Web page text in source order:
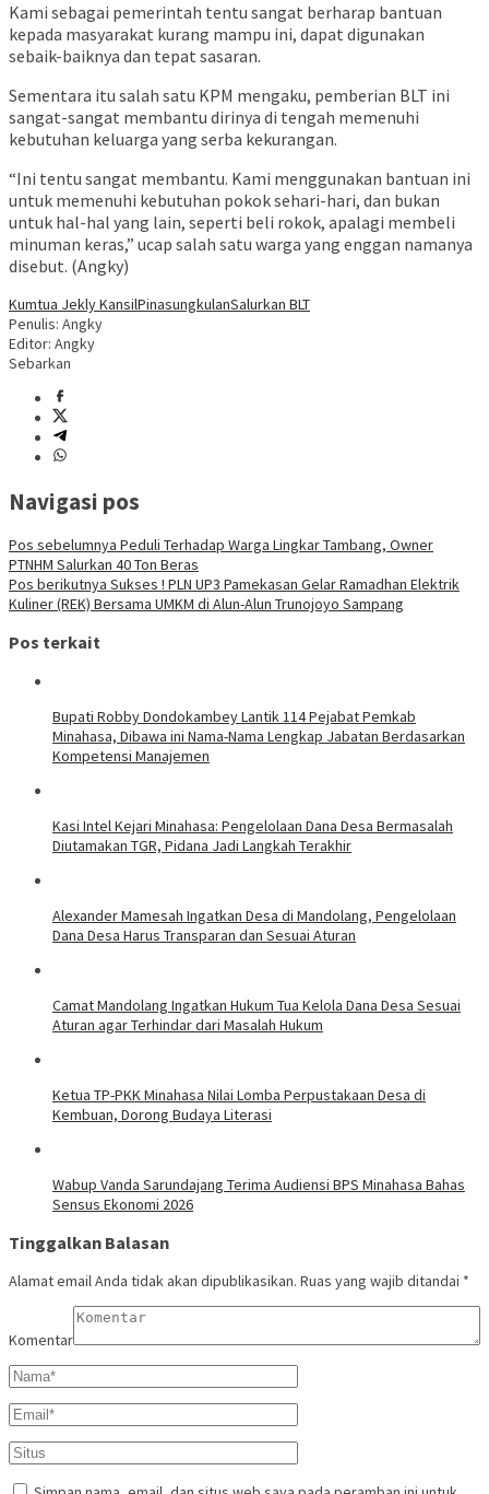
Kami sebagai pemerintah tentu sangat berharap bantuan
kepada masyarakat kurang mampu ini, dapat digunakan
sebaik-baiknya dan tepat sasaran.
Sementara itu salah satu KPM mengaku, pemberian BLT ini
sangat-sangat membantu dirinya di tengah memenuhi
kebutuhan keluarga yang serba kekurangan.
“Ini tentu sangat membantu. Kami menggunakan bantuan ini
untuk memenuhi kebutuhan pokok sehari-hari, dan bukan
untuk hal-hal yang lain, seperti beli rokok, apalagi membeli
minuman keras,” ucap salah satu warga yang enggan namanya
disebut. (Angky)
Kumtua Jekly KansilPinasungkulanSalurkan BLT
Penulis: Angky
Editor: Angky
Sebarkan
Navigasi pos
Pos sebelumnya Peduli Terhadap Warga Lingkar Tambang, Owner
PTNHM Salurkan 40 Ton Beras
Pos berikutnya Sukses ! PLN UP3 Pamekasan Gelar Ramadhan Elektrik
Kuliner (REK) Bersama UMKM di Alun-Alun Trunojoyo Sampang
Pos terkait
Bupati Robby Dondokambey Lantik 114 Pejabat Pemkab
Minahasa, Dibawa ini Nama-Nama Lengkap Jabatan Berdasarkan
Kompetensi Manajemen
Kasi Intel Kejari Minahasa: Pengelolaan Dana Desa Bermasalah
Diutamakan TGR, Pidana Jadi Langkah Terakhir
Alexander Mamesah Ingatkan Desa di Mandolang, Pengelolaan
Dana Desa Harus Transparan dan Sesuai Aturan
Camat Mandolang Ingatkan Hukum Tua Kelola Dana Desa Sesuai
Aturan agar Terhindar dari Masalah Hukum
Ketua TP-PKK Minahasa Nilai Lomba Perpustakaan Desa di
Kembuan, Dorong Budaya Literasi
Wabup Vanda Sarundajang Terima Audiensi BPS Minahasa Bahas
Sensus Ekonomi 2026
Tinggalkan Balasan
Alamat email Anda tidak akan dipublikasikan. Ruas yang wajib ditandai *
Komentar